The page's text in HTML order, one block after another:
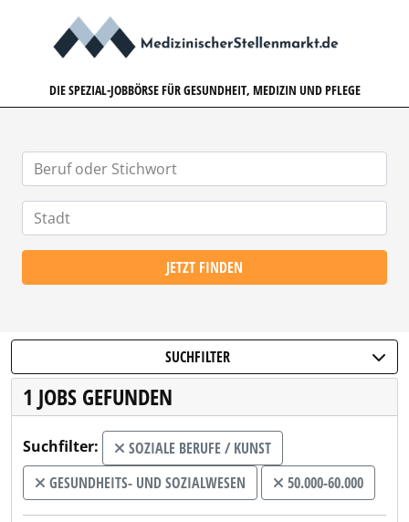
DIE SPEZIAL-JOBBÖRSE FÜR GESUNDHEIT, MEDIZIN UND PFLEGE
JETZT FINDEN
SUCHFILTER
1 JOBS GEFUNDEN
Suchfilter:
SOZIALE BERUFE / KUNST
GESUNDHEITS- UND SOZIALWESEN
50.000-60.000